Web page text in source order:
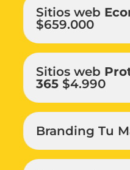
Sitios web
$659.000
Sitios web
365 $4.990
Branding Tu